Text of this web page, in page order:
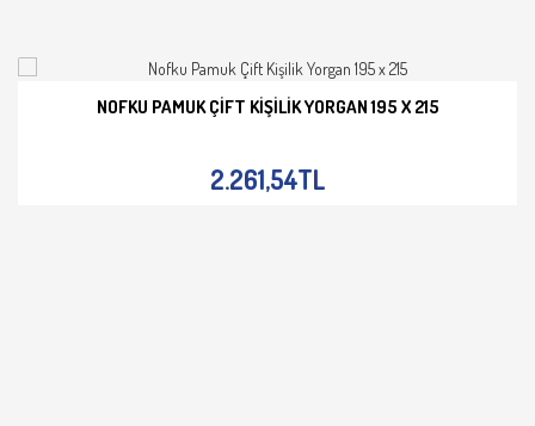
NOFKU PAMUK ÇIFT KIŞILIK YORGAN 195 X 215
2.261,54TL